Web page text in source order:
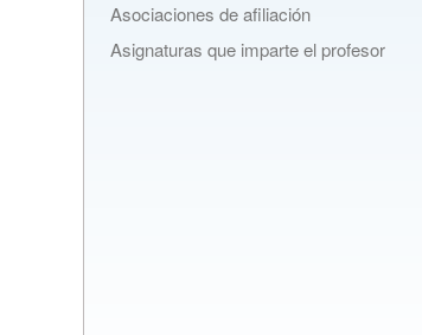
Asociaciones de afiliación
Asignaturas que imparte el profesor